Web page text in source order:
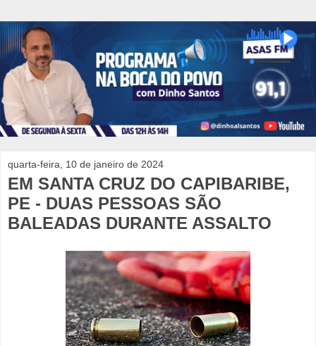
quarta-feira, 10 de janeiro de 2024
EM SANTA CRUZ DO CAPIBARIBE,
PE - DUAS PESSOAS SÃO
BALEADAS DURANTE ASSALTO